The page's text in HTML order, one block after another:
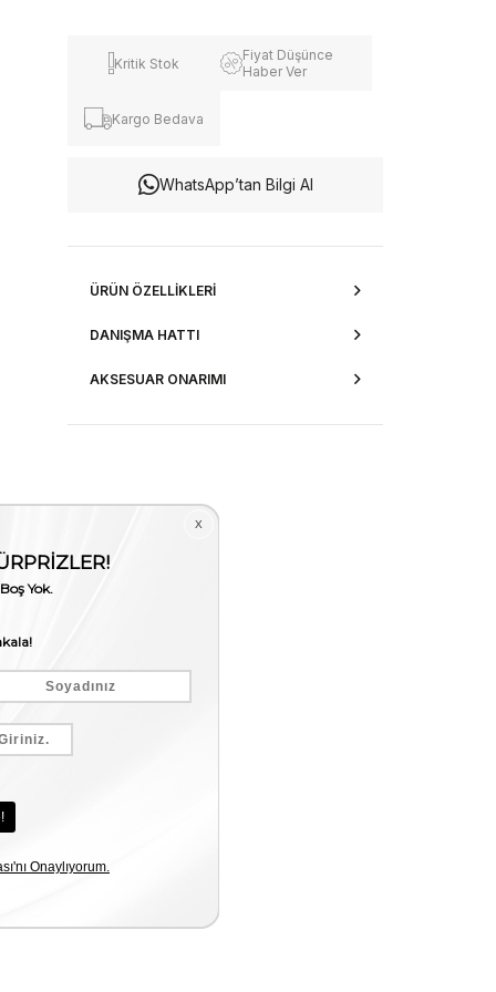
Kritik Stok
Fiyat Düşünce
Haber Ver
Kargo Bedava
WhatsApp’tan Bilgi Al
ÜRÜN ÖZELLIKLERI
DANIŞMA HATTI
AKSESUAR ONARIMI